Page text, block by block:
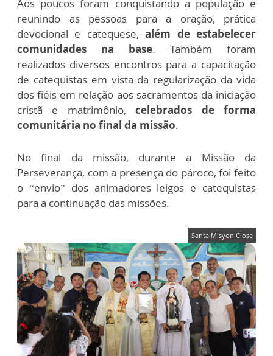
Aos poucos foram conquistando a população e
reunindo as pessoas para a oração, prática
devocional e catequese,além de estabelecer
comunidades na base. Também foram
realizados diversos encontros para a capacitação
de catequistas em vista da regularização da vida
dos fiéis em relação aos sacramentos da iniciação
cristã e matrimônio, celebrados de forma
comunitária no final da missão.
No final da missão, durante a Missão da
Perseverança, com a presença do pároco, foi feito
o “envio” dos animadores leigos e catequistas
para a continuação das missões.
Santa Misyon Close